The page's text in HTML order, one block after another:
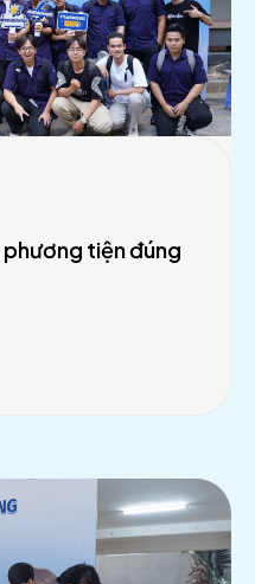
phương tiện đúng